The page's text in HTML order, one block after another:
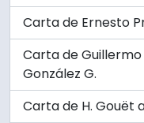
Carta de Ernesto
Carta de
González G.
Carta de H. Gouët